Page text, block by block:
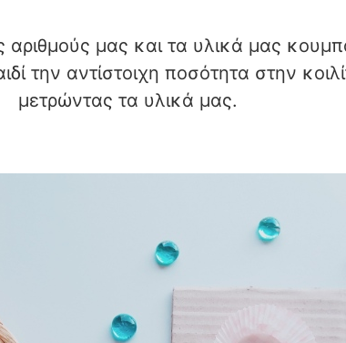
αριθμούς μας και τα υλικά μας
την αντίστοιχη ποσότητα στην
μετρώντας τα υλικά μας.